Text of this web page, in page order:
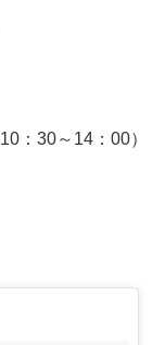
：30～14：00）